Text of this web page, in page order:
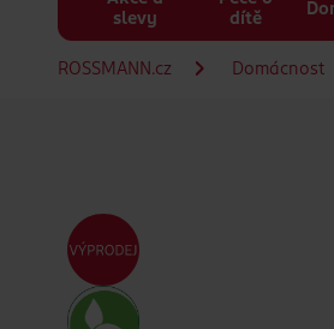
slevy
dítě
ROSSMANN.cz Domácnost